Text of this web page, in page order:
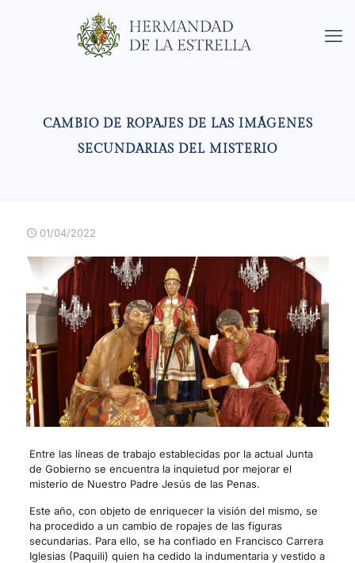
CAMBIO DE ROPAJES DE LAS IMÁGENES
SECUNDARIAS DEL MISTERIO
01/04/2022
Entre las líneas de trabajo establecidas por la actual Junta
de Gobierno se encuentra la inquietud por mejorar el
misterio de Nuestro Padre Jesús de las Penas.
Este año, con objeto de enriquecer la visión del mismo, se
ha procedido a un cambio de ropajes de las figuras
secundarias. Para ello, se ha confiado en Francisco Carrera
Iglesias (Paquili) quien ha cedido la indumentaria y vestido a